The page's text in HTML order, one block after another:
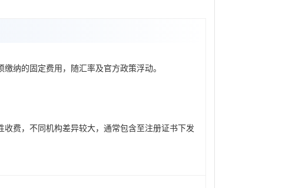
纳的固定费用，随汇率及官方政策浮动。
收费，不同机构差异较大，通常包含至注册证书下发